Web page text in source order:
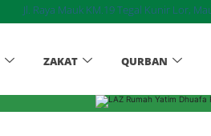
Jl. Raya Mauk KM.19 Tegal Kunir Lor,
ZAKAT QURBAN